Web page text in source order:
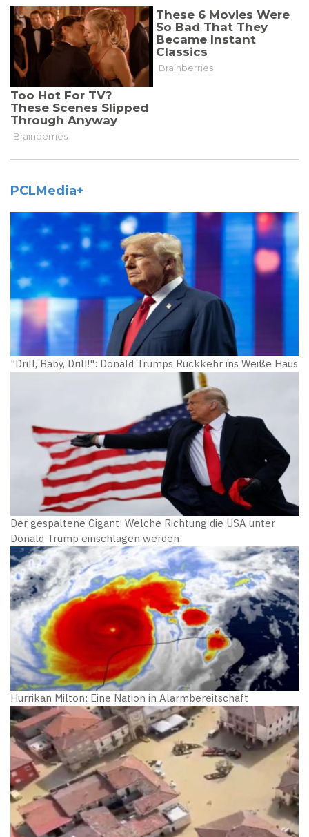
PCLMedia+
"Drill, Baby, Drill!": Donald Trumps Rückkehr ins Weiße Haus
Der gespaltene Gigant: Welche Richtung die USA unter
Donald Trump einschlagen werden
Hurrikan Milton: Eine Nation in Alarmbereitschaft